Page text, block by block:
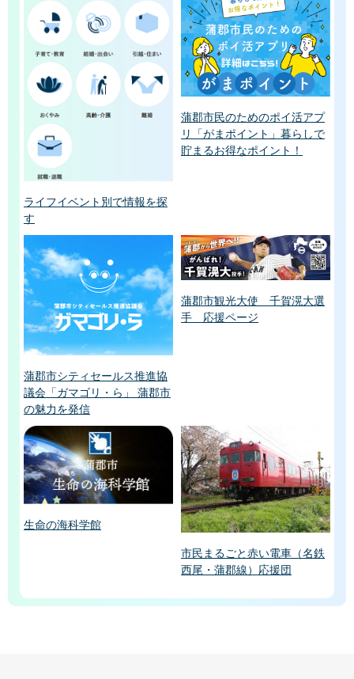
ライフイベント別で情報を探
す
蒲郡市民のためのポイ活アプ
リ「がまポイント」暮らしで
貯まるお得なポイント！
蒲郡市シティセールス推進協
議会「ガマゴリ・ら」 蒲郡市
の魅力を発信
蒲郡市観光大使 千賀滉大選
手 応援ページ
生命の海科学館
市民まるごと赤い電車（名鉄
西尾・蒲郡線）応援団